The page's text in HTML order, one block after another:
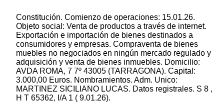
Constitución. Comienzo de operaciones: 15.01.26.
Objeto social: Venta de productos a través de internet.
Exportación e importación de bienes destinados a
consumidores y empresas. Compraventa de bienes
muebles no negociados en ningún mercado regulado y
adquisición y venta de bienes inmuebles. Domicilio:
AVDA ROMA, 7 7º 43005 (TARRAGONA). Capital:
3.000,00 Euros. Nombramientos. Adm. Unico:
MARTINEZ SICILIANO LUCAS. Datos registrales. S 8 ,
H T 65362, I/A 1 ( 9.01.26).